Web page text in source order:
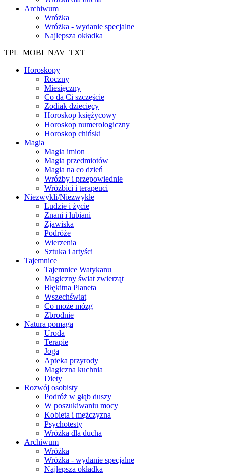
Archiwum
Wróżka
Wróżka - wydanie specjalne
Najlepsza okładka
TPL_MOBI_NAV_TXT
Horoskopy
Roczny
Miesięczny
Co da Ci szczęście
Zodiak dziecięcy
Horoskop księżycowy
Horoskop numerologiczny
Horoskop chiński
Magia
Magia imion
Magia przedmiotów
Magia na co dzień
Wróżby i przepowiednie
Wróżbici i terapeuci
Niezwykli/Niezwykłe
Ludzie i życie
Znani i lubiani
Zjawiska
Podróże
Wierzenia
Sztuka i artyści
Tajemnice
Tajemnice Watykanu
Magiczny świat zwierząt
Błękitna Planeta
Wszechświat
Co może mózg
Zbrodnie
Natura pomaga
Uroda
Terapie
Joga
Apteka przyrody
Magiczna kuchnia
Diety
Rozwój osobisty
Podróż w głąb duszy
W poszukiwaniu mocy
Kobieta i mężczyzna
Psychotesty
Wróżka dla ducha
Archiwum
Wróżka
Wróżka - wydanie specjalne
Najlepsza okładka